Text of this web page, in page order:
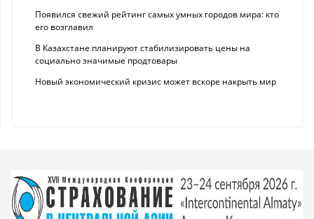
Появился свежий рейтинг самых умных городов мира: кто
его возглавил
В Казахстане планируют стабилизировать цены на
социально значимые продтовары
Новый экономический кризис может вскоре накрыть мир